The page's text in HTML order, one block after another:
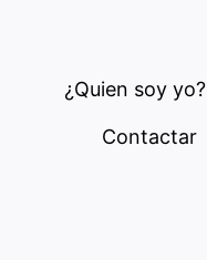
¿Quien soy yo?
Contactar